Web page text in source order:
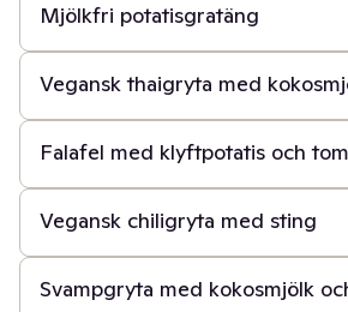
Mjölkfri potatisgratäng
20 min
Vegansk thaigryta med
45 min
Falafel med klyftpotatis och
40 min
Vegansk chiligryta med sting
30 min
Svampgryta med kokosmjölk
30 min